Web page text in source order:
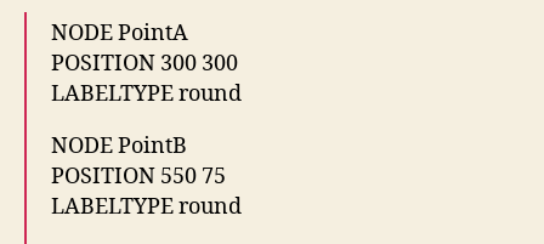
NODE PointA
POSITION 300 300
LABELTYPE round
NODE PointB
POSITION 550 75
LABELTYPE round